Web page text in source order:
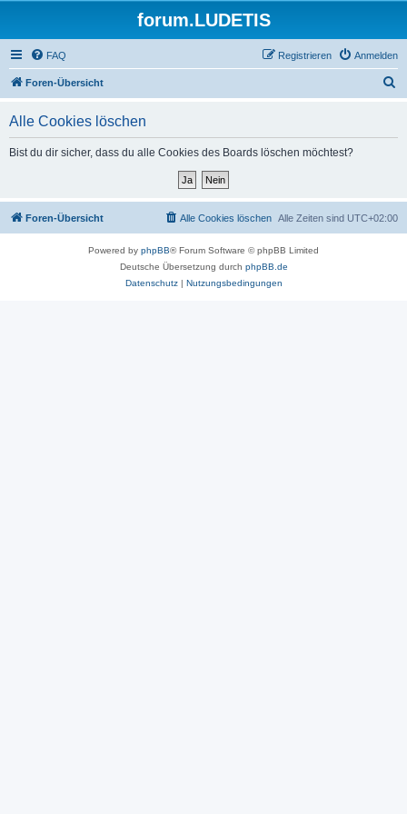
forum.LUDETIS
FAQ Anmelden
Registrieren
Foren-Übersicht
Alle Cookies löschen
Bist du dir sicher, dass du alle Cookies des Boards löschen möchtest?
Foren-Übersicht Alle Zeiten sind UTC+02:00
Alle Cookies löschen
Powered by phpBB® Forum Software © phpBB Limited
Deutsche Übersetzung durch phpBB.de
Datenschutz| Nutzungsbedingungen